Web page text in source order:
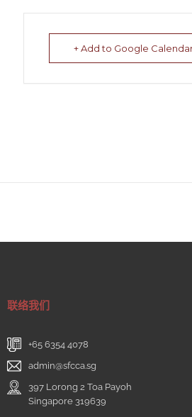
+ Add to Google
联络我们
+65 6354 4078
admin@sfcca.sg
397 Lorong 2 Toa Payoh
Singapore 319639